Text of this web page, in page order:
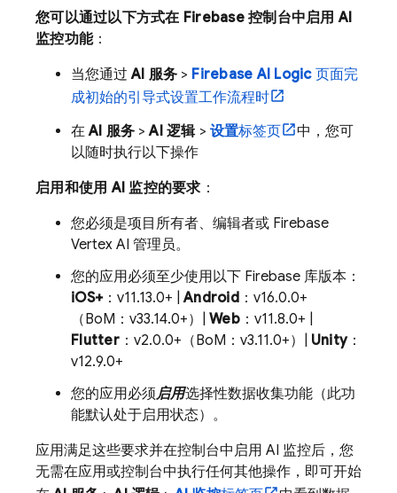
您可以通过以下方式在 Firebase控制台中启用 AI
监控功能：
当您通过AI 服务 > Firebase AI Logic页面完
成初始的引导式设置工作流程时
在AI 服务 >AI 逻辑> 设置标签页
中，您可
以随时执行以下操作
启用和使用 AI 监控的要求 ：
您必须是项目所有者、编辑者或 Firebase
Vertex AI 管理员。
您的应用必须至少使用以下 Firebase 库版本：
iOS+：v11.13.0+ |Android：v16.0.0+
（BoM：v33.14.0+）| Web：v11.8.0+ |
Flutter：v2.0.0+（BoM：v3.11.0+）| Unity：
v12.9.0+
您的应用必须启用选择性数据收集功能（此功
能默认处于启用状态）。
应用满足这些要求并在控制台中启用 AI 监控后，您
无需在应用或控制台中执行任何其他操作，即可开始